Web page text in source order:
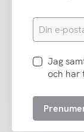
Din
e-
Jag
samtycker
att
Jag
och har